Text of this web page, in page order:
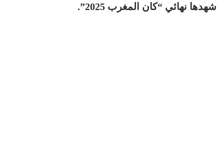
شهدها نهائي “كان المغرب 2025”.